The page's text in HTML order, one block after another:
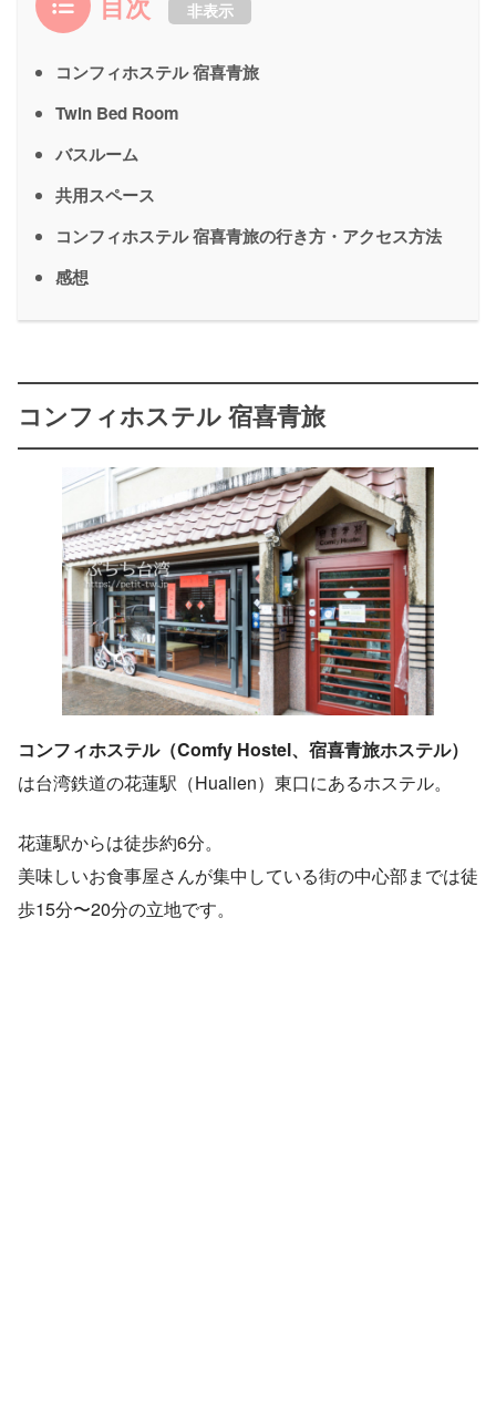
非表示
コンフィホステル 宿喜青旅
Twin Bed Room
バスルーム
共用スペース
コンフィホステル 宿喜青旅の行き方・アクセス方法
感想
コンフィホステル 宿喜青旅
コンフィホステル（Comfy Hostel、宿喜青旅ホステル）
は台湾鉄道の花蓮駅（Hualien）東口にあるホステル。
花蓮駅からは徒歩約6分。
美味しいお食事屋さんが集中している街の中心部までは徒
歩15分〜20分の立地です。